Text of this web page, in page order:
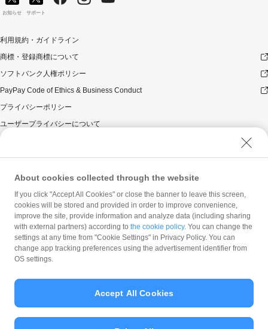
お知らせ サポート
利用規約・ガイドライン
商標・登録商標について
ソフトバンク人権ポリシー
PayPay Code of Ethics & Business Conduct
プライバシーポリシー
ユーザープライバシーについて
ウェブサイト利用規約
反社会的勢力に対する方針
勧誘方針
マネロン等基本方針
カスタマーハラスメントに関する当社の考え方
© PayPay Corporation
About cookies collected through the website
If you click "Accept All Cookies" or close the banner to leave this screen,
cookies will be stored and provided in order to improve convenience,
improve the site, provide information and analyze data (including sharing
with external partners) according to the cookie policy. You can change the
settings at any time from "Cookie Settings" in Privacy Policy. You can
change app tracking preferences using the advertisement identifier from
OS settings.
Accept All Cookies